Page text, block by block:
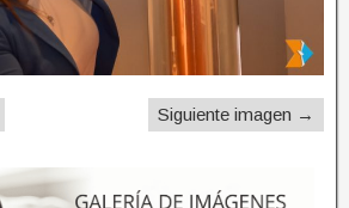
Siguiente imagen →